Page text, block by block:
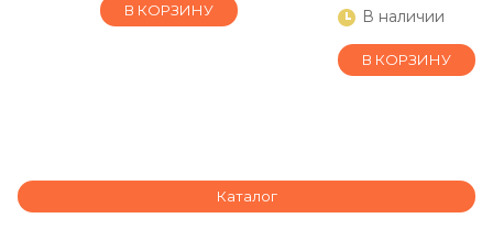
В КОРЗИНУ В наличии
В КОРЗИНУ
Каталог